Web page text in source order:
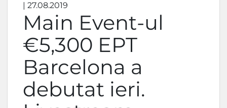
| 27.08.2019
Main Event-ul
€5,300 EPT
Barcelona a
debutat ieri.